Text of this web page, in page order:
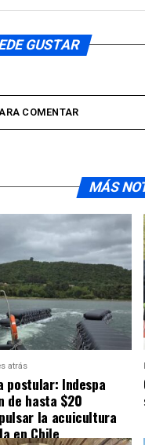
GUSTAR
COMENTAR
MÁS
atrás
postular: Indespa
de hasta $20
la acuicultura
en Chile